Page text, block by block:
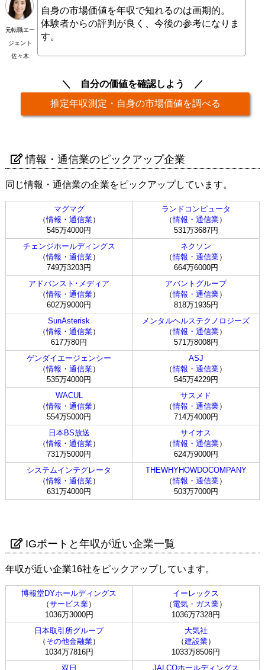
元転職エー
ジェント
佐々木
自身の市場価値を年収で知れるのは画期的。
体験者からの評判が良く、今後の参考になりま
す。
自分の価値を確認しよう
推定年収測定・自身の市場価値を調べる
情報・通信業のピックアップ企業
同じ情報・通信業の企業をピックアップしています。
マグマグ
（情報・通信業）
545万4000円
ランドコンピュータ
（情報・通信業）
531万3687円
チェンジホールディングス
（情報・通信業）
749万3203円
ネクソン
（情報・通信業）
664万6000円
アドバンスト･メディア
（情報・通信業）
602万9000円
アバントグループ
（情報・通信業）
818万1935円
SunAsterisk
（情報・通信業）
617万80円
メンタルヘルステクノロジーズ
（情報・通信業）
571万8008円
ゲンダイエージェンシー
（情報・通信業）
535万4000円
ASJ
（情報・通信業）
545万4229円
WACUL
（情報・通信業）
554万5000円
サスメド
（情報・通信業）
714万4000円
日本BS放送
（情報・通信業）
731万5000円
サイオス
（情報・通信業）
624万9000円
システムインテグレータ
（情報・通信業）
631万4000円
THEWHYHOWDOCOMPANY
（情報・通信業）
503万7000円
IGポートと年収が近い企業一覧
年収が近い企業16社をピックアップしています。
博報堂DYホールディングス
（サービス業）
1036万3000円
イーレックス
（ 電気・ガス業）
1036万7328円
日本取引所グループ
（ その他金融業）
1034万7816円
大気社
（建設業）
1033万8506円
双日
JALCOホールディングス